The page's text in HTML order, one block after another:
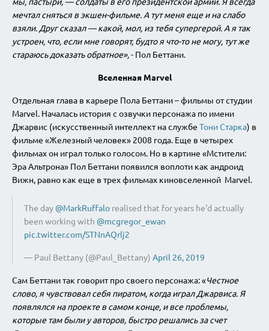
мечтал сняться в экшен-фильме. А тут меня еще и на слабо
взяли. Друг сказал — какой, мол, из тебя супергерой. А я так
устроен, что, если мне говорят, будто я что-то не могу, тут же
стараюсь доказать обратное»,- Пол Беттани.
Вселенная Marvel
Отдельная глава в карьере Пола Беттани – фильмы от студии
Marvel. Началась история с озвучки персонажа по имени
Джарвис (искусственный интеллект на службе Тони Старка) в
фильме «Железный человек» 2008 года. Еще в четырех
фильмах он играл только голосом. Но в картине «Мстители:
Эра Альтрона» Пол Беттани появился воплоти как андроид
Вижн, равно как еще в трех фильмах киновселенной Marvel.
The day @MarkRuffalo realised that for years he'd actually
been working with @mcgregor_ewan
pic.twitter.com/STNnAQrlj2
— Paul Bettany (@Paul_Bettany) April 26, 2019
Сам Беттани так говорит про своего персонажа: «Честное
слово, я чувствовал себя пиратом, когда играл Джарвиса. Я
появлялся на проекте в самом конце, и все проблемы,
которые там были у авторов, быстро решались за счет